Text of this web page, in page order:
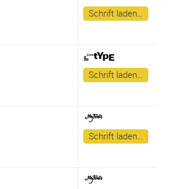
Schrift laden…
Schrift laden…
Schrift laden…